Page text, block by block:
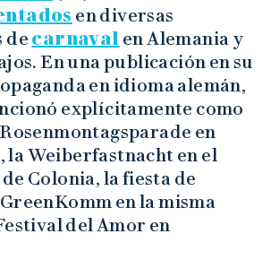
en diversas
de carnaval en Alemania y
En una publicación en su
en idioma alemán,
explícitamente como
en
la Weiberfastnacht en el
Colonia, la fiesta de
en la misma
del Amor en